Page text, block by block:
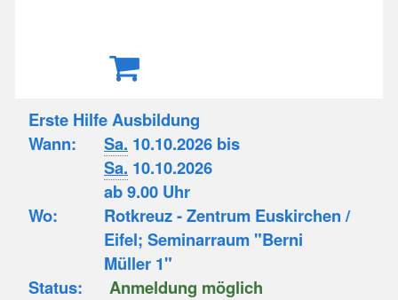
Erste Hilfe Ausbildung
Wann:
Sa. 10.10.2026 bis
Sa. 10.10.2026
ab 9.00 Uhr
Wo:
Rotkreuz - Zentrum Euskirchen /
Eifel; Seminarraum "Berni
Müller 1"
Status:
Anmeldung möglich